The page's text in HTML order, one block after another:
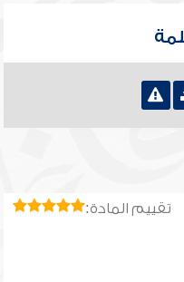
تقييم المادة: